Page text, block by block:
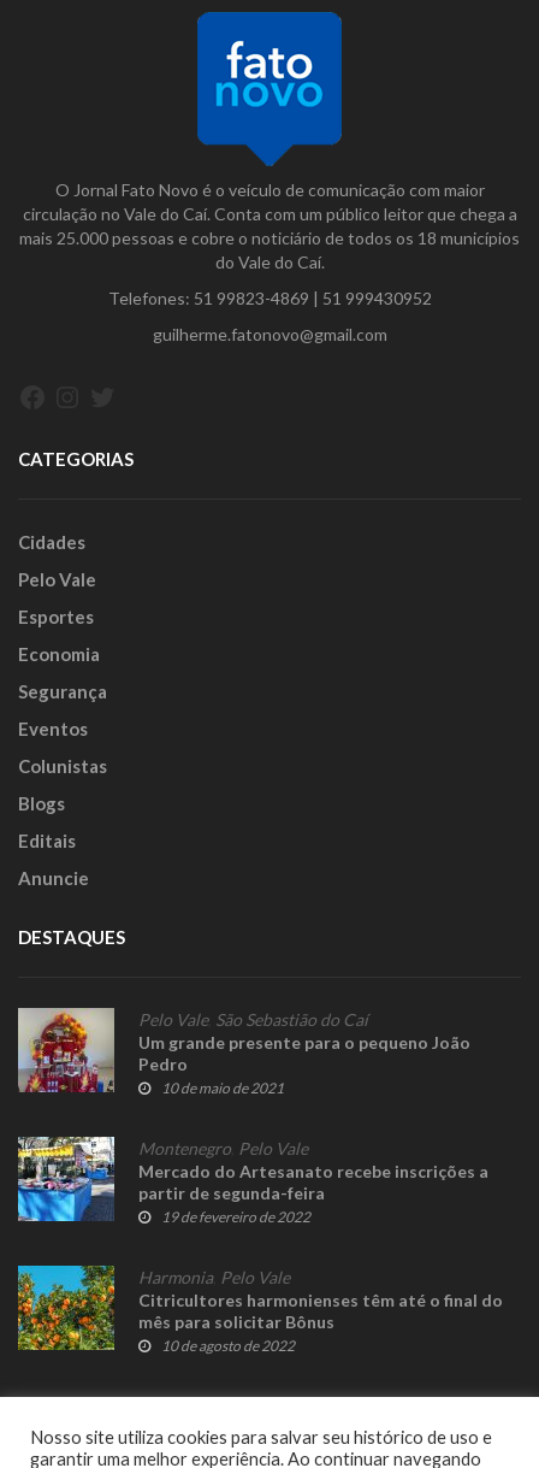
O Jornal Fato Novo é o veículo de comunicação com maior
circulação no Vale do Caí. Conta com um público leitor que chega a
mais 25.000 pessoas e cobre o noticiário de todos os 18 municípios
do Vale do Caí.
Telefones: 51 99823-4869 | 51 999430952
guilherme.fatonovo@gmail.com
CATEGORIAS
Cidades
Pelo Vale
Esportes
Economia
Segurança
Eventos
Colunistas
Blogs
Editais
Anuncie
DESTAQUES
Pelo Vale, São Sebastião do Caí
Um grande presente para o pequeno João
Pedro
10 de maio de 2021
Montenegro Pelo Vale
Mercado do Artesanato recebe inscrições a
partir de segunda-feira
19 de fevereiro de 2022
Harmonia, Pelo Vale
Citricultores harmonienses têm até o final do
mês para solicitar Bônus
10 de agosto de 2022
Nosso site utiliza cookies para salvar seu histórico de uso e
garantir uma melhor experiência. Ao continuar navegando